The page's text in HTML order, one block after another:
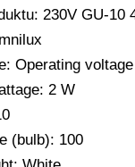
230V GU-10
Operating
2 W
(bulb): 100